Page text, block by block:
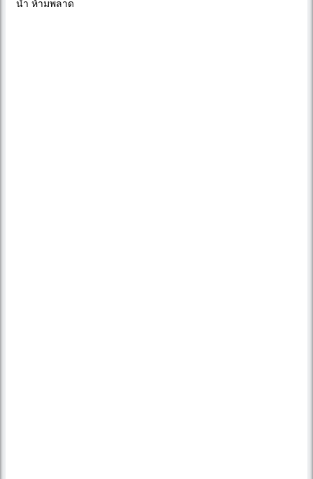
นำ ห้ามพลาด